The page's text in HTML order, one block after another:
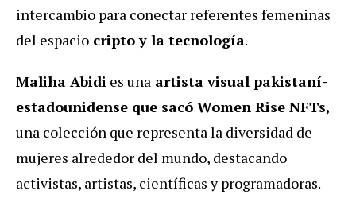
intercambio para conectar referentes femeninas
del espacio cripto y la tecnología.
‍Maliha Abidi es una artista visual pakistaní-
estadounidense que sacó Women Rise NFTs,
una colección que representa la diversidad de
mujeres alrededor del mundo, destacando
activistas, artistas, científicas y programadoras.